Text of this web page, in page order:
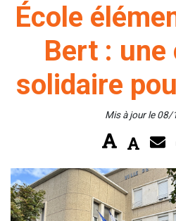
École
Bert :
solidaire
Mis à jour le